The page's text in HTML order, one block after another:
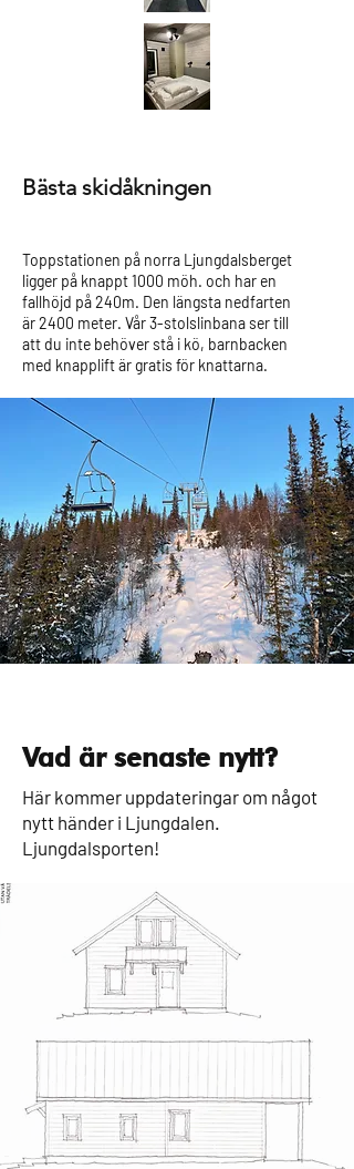
Bästa skidåkningen
Toppstationen på norra Ljungdalsberget
ligger på knappt 1000 möh. och har en
fallhöjd på 240m. Den längsta nedfarten
är 2400 meter. Vår 3-stolslinbana ser till
att du inte behöver stå i kö, barnbacken
med knapplift är gratis för knattarna.
Vad är senaste nytt?
Här kommer uppdateringar om något
nytt händer i Ljungdalen.
Ljungdalsporten!